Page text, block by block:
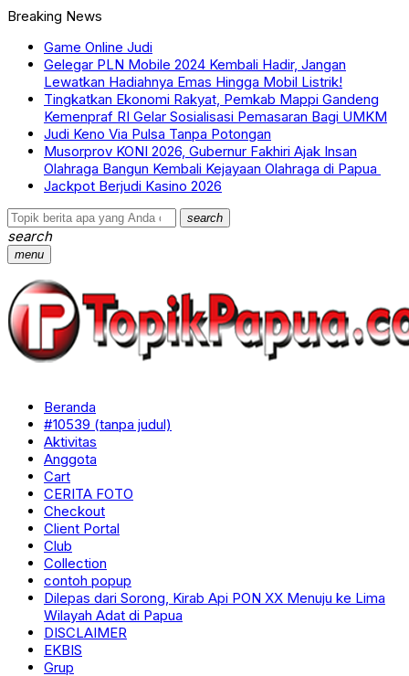
Breaking News
Game Online Judi
Gelegar PLN Mobile 2024 Kembali Hadir, Jangan
Lewatkan Hadiahnya Emas Hingga Mobil Listrik!
Tingkatkan Ekonomi Rakyat, Pemkab Mappi Gandeng
Kemenpraf RI Gelar Sosialisasi Pemasaran Bagi UMKM
Judi Keno Via Pulsa Tanpa Potongan
Musorprov KONI 2026, Gubernur Fakhiri Ajak Insan
Olahraga Bangun Kembali Kejayaan Olahraga di Papua
Jackpot Berjudi Kasino 2026
search
search
menu
Beranda
#10539 (tanpa judul)
Aktivitas
Anggota
Cart
CERITA FOTO
Checkout
Client Portal
Club
Collection
contoh popup
Dilepas dari Sorong, Kirab Api PON XX Menuju ke Lima
Wilayah Adat di Papua
DISCLAIMER
EKBIS
Grup